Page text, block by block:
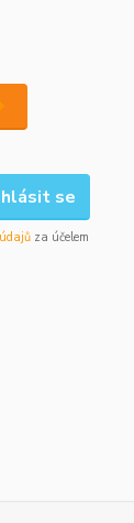
se
za účelem